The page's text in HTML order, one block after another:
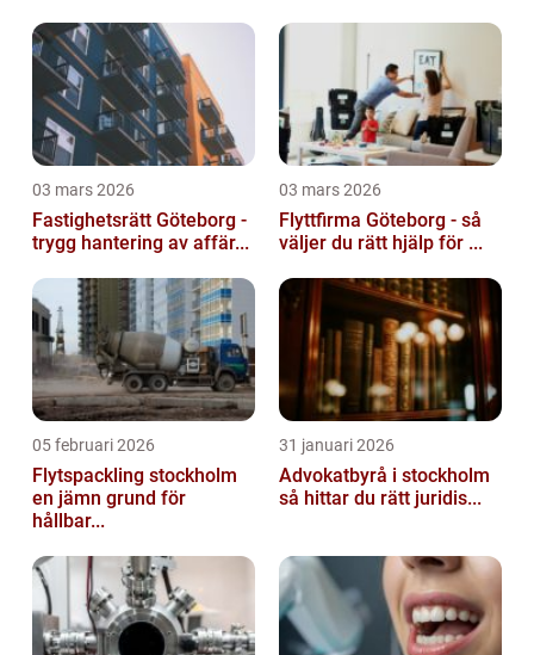
03 mars 2026
Fastighetsrätt Göteborg -
trygg hantering av affär...
03 mars 2026
Flyttfirma Göteborg - så
väljer du rätt hjälp för ...
05 februari 2026
Flytspackling stockholm
en jämn grund för
hållbar...
31 januari 2026
Advokatbyrå i stockholm
så hittar du rätt juridis...